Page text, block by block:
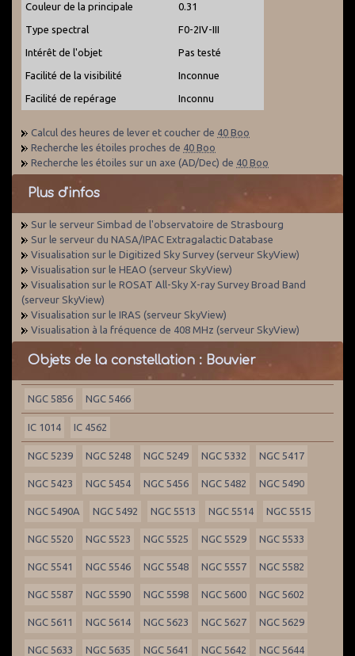
Couleur de la principale 0.31
Type spectral F0-2IV-III
Intérêt de l'objet Pas testé
Facilité de la visibilité Inconnue
Facilité de repérage Inconnu
Calcul des heures de lever et coucher de 40 Boo
Recherche les étoiles proches de 40 Boo
Recherche les étoiles sur un axe (AD/Dec) de 40 Boo
Plus d'infos
Sur le serveur Simbad de l'observatoire de Strasbourg
Sur le serveur du NASA/IPAC Extragalactic Database
Visualisation sur le Digitized Sky Survey (serveur SkyView)
Visualisation sur le HEAO (serveur SkyView)
Visualisation sur le ROSAT All-Sky X-ray Survey Broad Band
(serveur SkyView)
Visualisation sur le IRAS (serveur SkyView)
Visualisation à la fréquence de 408 MHz (serveur SkyView)
Objets de la constellation : Bouvier
NGC 5856 NGC 5466
IC 1014 IC 4562
NGC 5239 NGC 5248 NGC 5249 NGC 5332 NGC 5417
NGC 5423 NGC 5454 NGC 5456 NGC 5482 NGC 5490
NGC 5490A NGC 5492 NGC 5513 NGC 5514 NGC 5515
NGC 5520 NGC 5523 NGC 5525 NGC 5529 NGC 5533
NGC 5541 NGC 5546 NGC 5548 NGC 5557 NGC 5582
NGC 5587 NGC 5590 NGC 5598 NGC 5600 NGC 5602
NGC 5611 NGC 5614 NGC 5623 NGC 5627 NGC 5629
NGC 5633 NGC 5635 NGC 5641 NGC 5642 NGC 5644